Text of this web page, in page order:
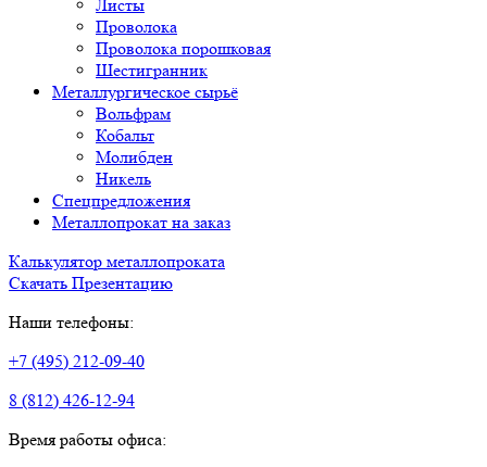
Листы
Проволока
Проволока порошковая
Шестигранник
Металлургическое сырьё
Вольфрам
Кобальт
Молибден
Никель
Спецпредложения
Металлопрокат на заказ
Калькулятор металлопроката
Скачать Презентацию
Наши телефоны:
+7 (495) 212-09-40
8 (812) 426-12-94
Время работы офиса: